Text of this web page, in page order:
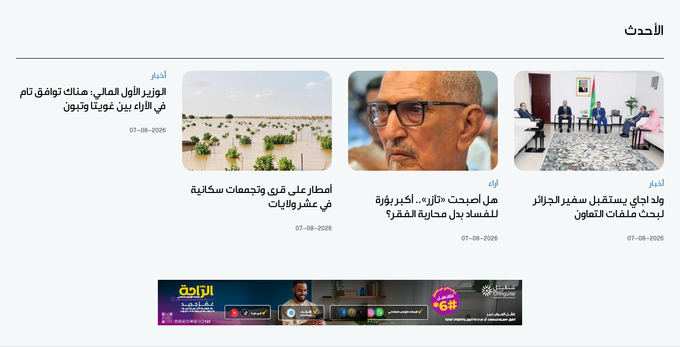
الأحدث
أخبار
ولد اجاي يستقبل سفير الجزائر
لبحث ملفات التعاون
07-08-2026
آراء
هل أصبحت «تآزر».. أكبر بؤرة
للفساد بدل محاربة الفقر؟
07-08-2026
أمطار على قرى وتجمعات سكانية
في عشر ولايات
07-08-2026
أخبار
الوزير الأول المالي: هناك توافق تام
في الآراء بين غويتا وتبون
07-08-2026